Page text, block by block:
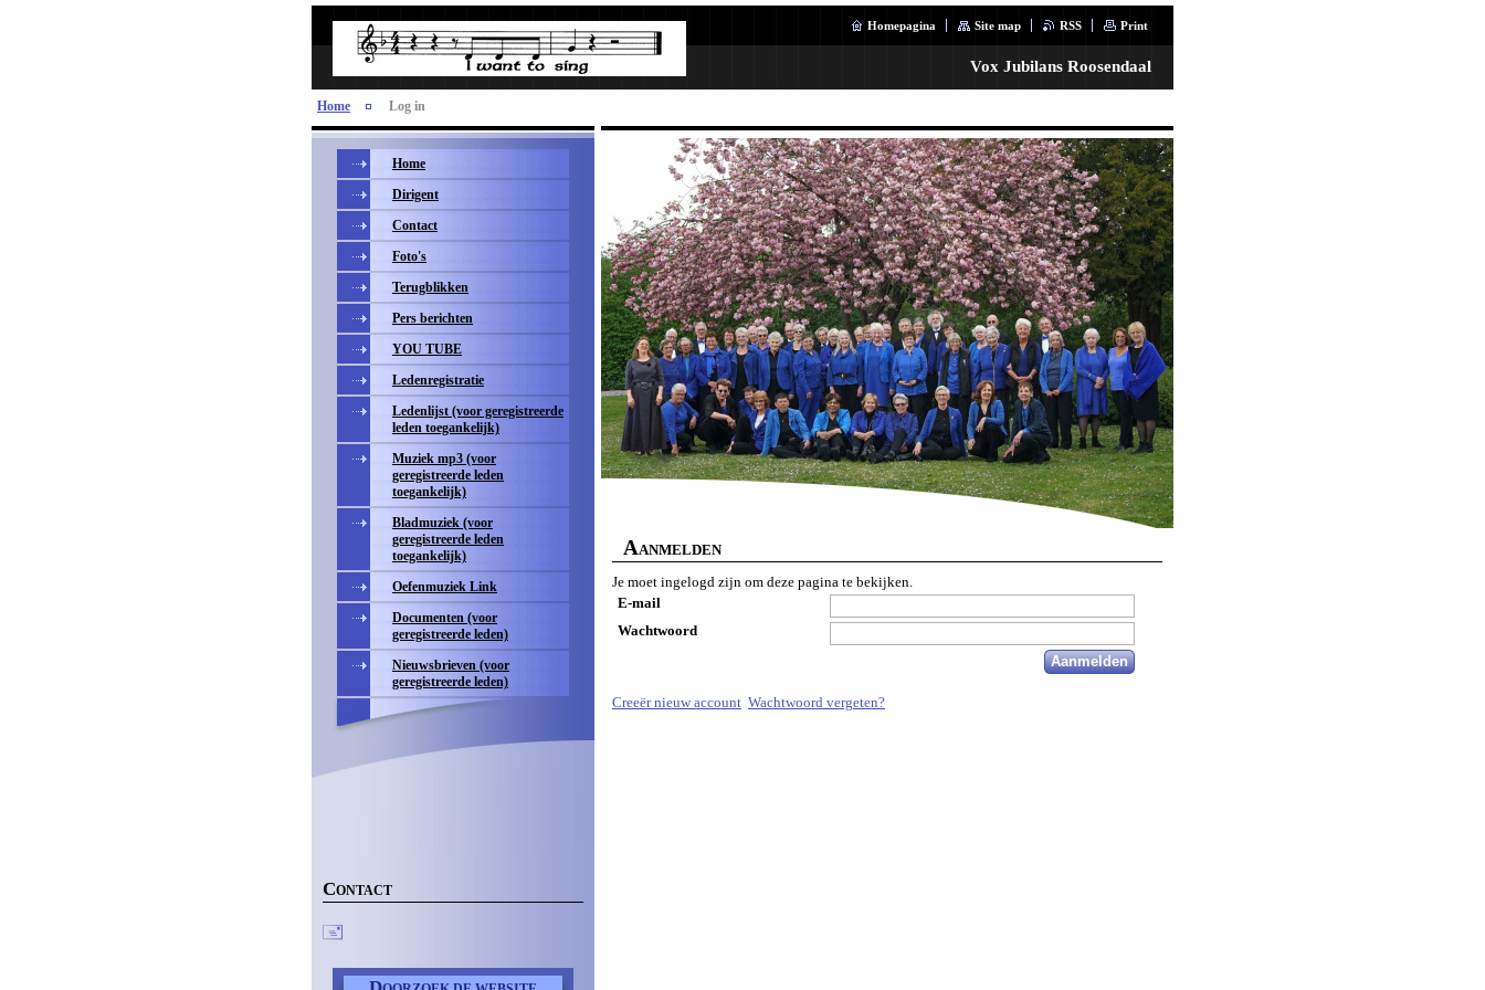
Homepagina Site map RSS Print
Vox Jubilans Roosendaal
Home Log in
AANMELDEN
Je moet ingelogd zijn om deze pagina te bekijken.
E-mail
Wachtwoord
Aanmelden
Creeër nieuw account Wachtwoord vergeten?
Home
Dirigent
Contact
Foto's
Terugblikken
Pers berichten
YOU TUBE
Ledenregistratie
Ledenlijst (voor geregistreerde
leden toegankelijk)
Muziek mp3 (voor
geregistreerde leden
toegankelijk)
Bladmuziek (voor
geregistreerde leden
toegankelijk)
Oefenmuziek Link
Documenten (voor
geregistreerde leden)
Nieuwsbrieven (voor
geregistreerde leden)
CONTACT